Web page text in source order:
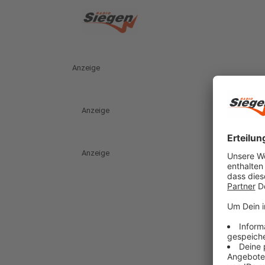
Anzeige
Anzeige
Anzeige